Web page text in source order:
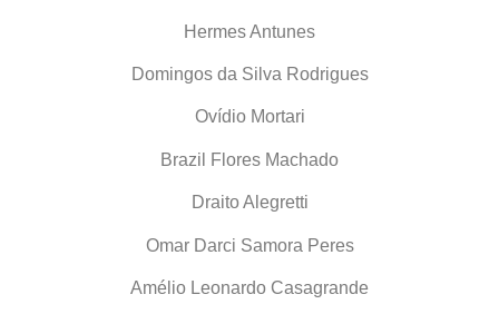
Hermes Antunes
Domingos da Silva Rodrigues
Ovídio Mortari
Brazil Flores Machado
Draito Alegretti
Omar Darci Samora Peres
Amélio Leonardo Casagrande